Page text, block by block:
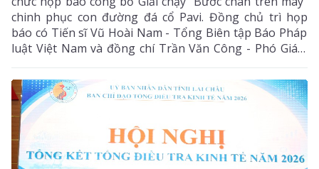
chinh phục con đường đá cổ Pavi. Đồng chủ trì họp
báo có Tiến sĩ Vũ Hoài Nam - Tổng Biên tập Báo Pháp
luật Việt Nam và đồng chí Trần Văn Công - Phó Giám
đốc Sở Văn hóa, Thể thao và Du lịch tỉnh Lai Châu.